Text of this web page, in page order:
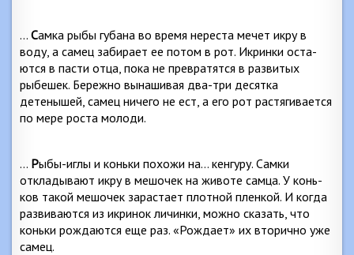
… Самка рыбы губана во время нереста мечет икру в
воду, а самец забирает ее потом в рот. Икринки оста­
ются в пасти отца, пока не превратятся в развитых
рыбе­шек. Бережно вынашивая два-три десятка
детенышей, самец ничего не ест, а его рот растягивается
по мере роста молоди.
… Рыбы-иглы и коньки похожи на… кенгуру. Самки
откладывают икру в мешочек на животе самца. У конь­
ков такой мешочек зарастает плотной пленкой. И ког­да
развиваются из икринок личинки, можно сказать, что
коньки рождаются еще раз. «Рождает» их вторично уже
самец.